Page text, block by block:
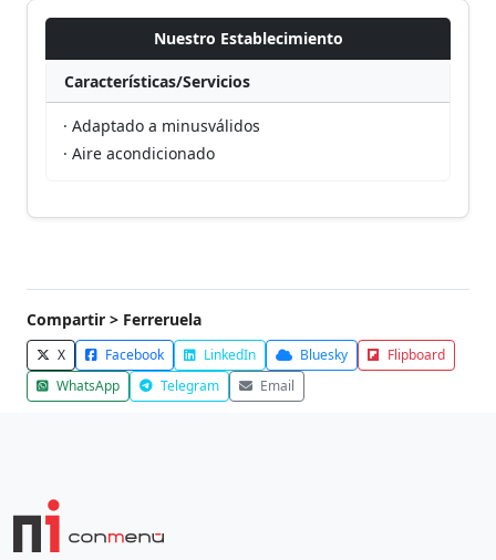
Nuestro Establecimiento
Características/Servicios
· Adaptado a minusválidos
· Aire acondicionado
Compartir > Ferreruela
X Facebook LinkedIn Bluesky
Flipboard
WhatsApp
Telegram Email